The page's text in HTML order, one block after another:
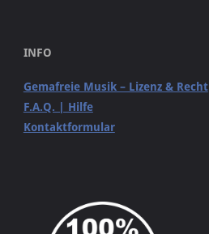
INFO
Gemafreie Musik – Lizenz & Recht
F.A.Q. | Hilfe
Kontaktformular